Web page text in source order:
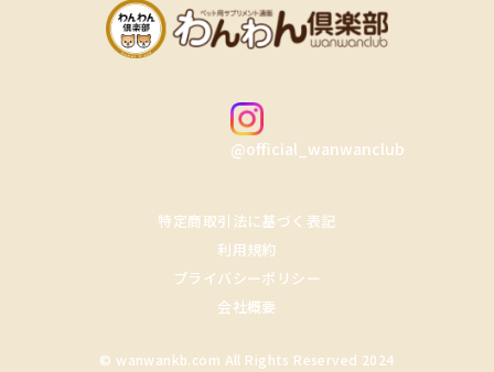
@official_wanwanclub
特定商取引法に基づく表記
利用規約
プライバシーポリシー
会社概要
© wanwankb.com All Rights Reserved 2024